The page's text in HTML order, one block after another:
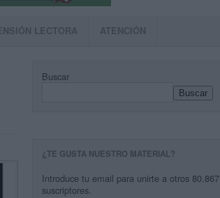
LECTORA ATENCIÓN
Buscar
Buscar
¿TE GUSTA NUESTRO MATERIAL?
Introduce tu email para unirte a otros 80.867
suscriptores.